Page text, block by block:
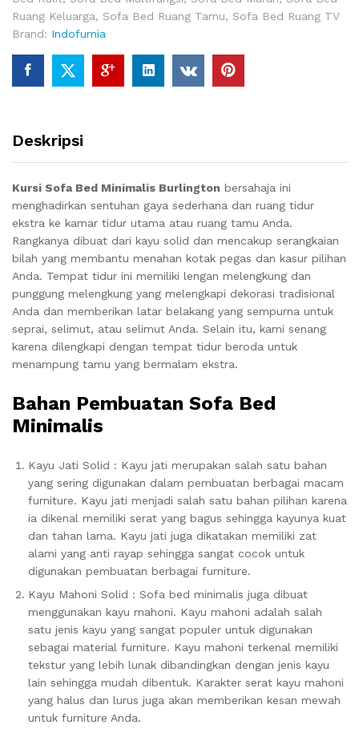
Ruang Keluarga, Sofa Bed Ruang Tamu, Sofa Bed Ruang TV
Brand: Indofurnia
Deskripsi
Kursi Sofa Bed Minimalis Burlington bersahaja ini
menghadirkan sentuhan gaya sederhana dan ruang tidur
ekstra ke kamar tidur utama atau ruang tamu Anda.
Rangkanya dibuat dari kayu solid dan mencakup serangkaian
bilah yang membantu menahan kotak pegas dan kasur pilihan
Anda. Tempat tidur ini memiliki lengan melengkung dan
punggung melengkung yang melengkapi dekorasi tradisional
Anda dan memberikan latar belakang yang sempurna untuk
seprai, selimut, atau selimut Anda. Selain itu, kami senang
karena dilengkapi dengan tempat tidur beroda untuk
menampung tamu yang bermalam ekstra.
Bahan Pembuatan Sofa Bed
Minimalis
Kayu Jati Solid : Kayu jati merupakan salah satu bahan
yang sering digunakan dalam pembuatan berbagai macam
furniture. Kayu jati menjadi salah satu bahan pilihan karena
ia dikenal memiliki serat yang bagus sehingga kayunya kuat
dan tahan lama. Kayu jati juga dikatakan memiliki zat
alami yang anti rayap sehingga sangat cocok untuk
digunakan pembuatan berbagai furniture.
Kayu Mahoni Solid : Sofa bed minimalis juga dibuat
menggunakan kayu mahoni. Kayu mahoni adalah salah
satu jenis kayu yang sangat populer untuk digunakan
sebagai material furniture. Kayu mahoni terkenal memiliki
tekstur yang lebih lunak dibandingkan dengan jenis kayu
lain sehingga mudah dibentuk. Karakter serat kayu mahoni
yang halus dan lurus juga akan memberikan kesan mewah
untuk furniture Anda.